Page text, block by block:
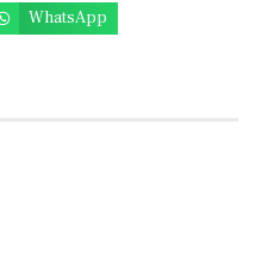
WhatsApp